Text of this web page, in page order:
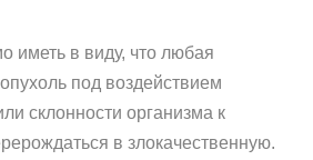
иметь в виду, что любая
под воздействием
склонности организма к
в злокачественную.